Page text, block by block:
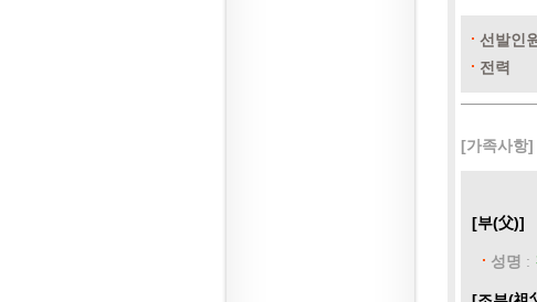
선발인원
전력
[가족사항]
[부(父)]
성명 :